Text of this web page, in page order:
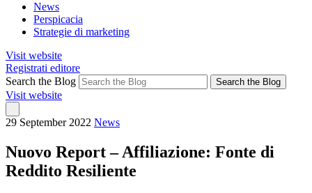
News
Perspicacia
Strategie di marketing
Visit website
Registrati editore
Search the Blog
Search the Blog
Visit website
29 September 2022 News
Nuovo Report – Affiliazione: Fonte di
Reddito Resiliente